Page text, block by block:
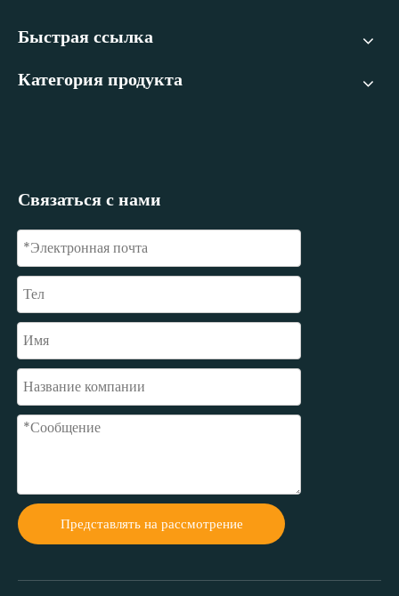
Быстрая ссылка
Категория продукта
Связаться с нами
Представлять на рассмотрение